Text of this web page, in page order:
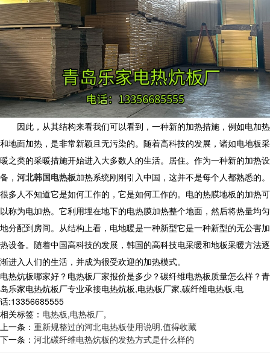
因此，从其结构来看我们可以看到，一种新的加热措施，例如电加热
和地面加热，是非常新颖且无污染的。随着高科技的发展，诸如电地板采
暖之类的采暖措施开始进入大多数人的生活。居住。作为一种新的加热设
备， 河北韩国电热板加热系统刚刚引入中国，这并不是每个人都熟悉的。
很多人不知道它是如何工作的，它是如何工作的。电的热膜地板的加热可
以称为电加热。它利用埋在地下的电热膜加热整个地面，然后将热量均匀
地分配到房间。从结构上看，电地暖是一种新型它是一种新型的无公害加
热设备。随着中国高科技的发展，韩国的高科技电采暖和地板采暖方法逐
渐进入人们的生活，并成为很受欢迎的加热模式。
电热炕板哪家好？电热板厂家报价是多少？碳纤维电热板质量怎么样？青
岛乐家电热炕板厂专业承接电热炕板,电热板厂家,碳纤维电热板,电
话:13356685555
相关标签： 电热板,电热板厂,
上一条： 重新规整过的河北电热板使用说明,值得收藏
下一条： 河北碳纤维电热炕板的发热方式是什么样的